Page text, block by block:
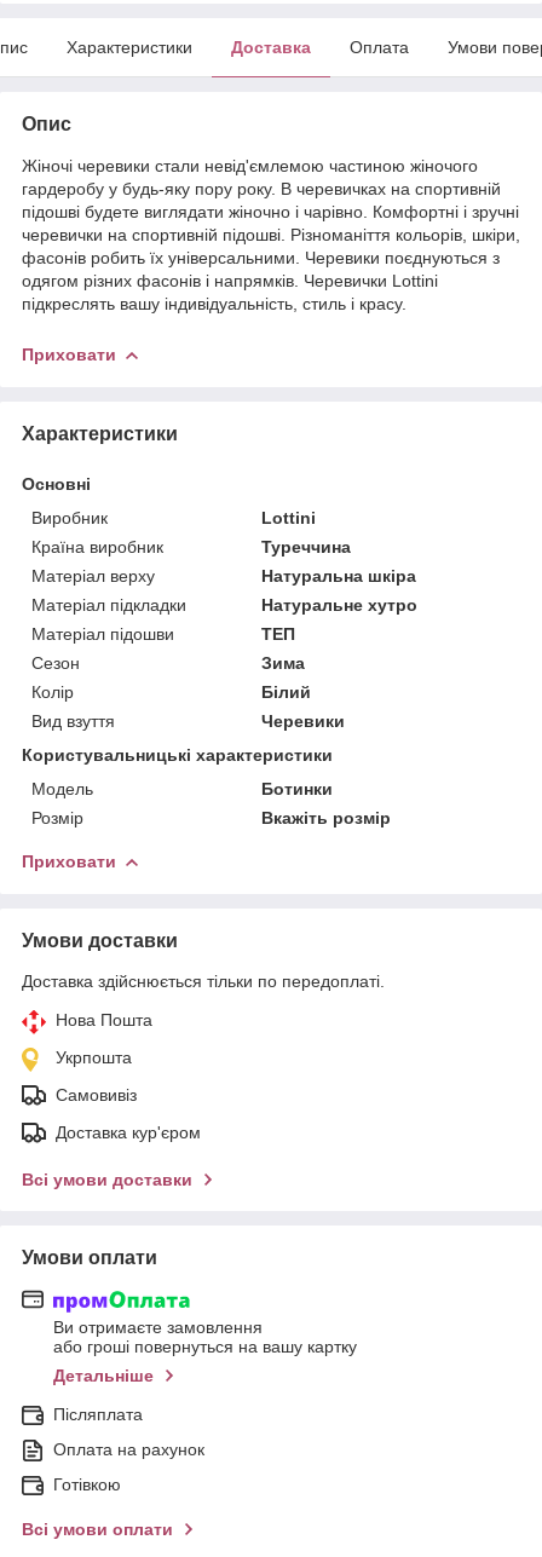
Характеристики Доставка Оплата Умови
Опис
Жіночі черевики стали невід'ємлемою частиною жіночого
гардеробу у будь-яку пору року. В черевичках на спортивній
підошві будете виглядати жіночно і чарівно. Комфортні і зручні
черевички на спортивній підошві. Різноманіття кольорів, шкіри,
фасонів робить їх універсальними. Черевики поєднуються з
одягом різних фасонів і напрямків. Черевички Lottini
підкреслять вашу індивідуальність, стиль і красу.
Приховати
Характеристики
Основні
Виробник
Lottini
Країна виробник
Туреччина
Матеріал верху
Натуральна шкіра
Матеріал підкладки
Натуральне хутро
Матеріал підошви
ТЕП
Сезон
Зима
Колір
Білий
Вид взуття
Черевики
Користувальницькі характеристики
Мoдель
Ботинки
Розмір
Вкажіть розмір
Приховати
Умови доставки
Доставка здійснюється тільки по передоплаті.
Нова Пошта
Укрпошта
Самовивіз
Доставка кур'єром
Всі умови доставки
Умови оплати
Ви отримаєте замовлення
або гроші повернуться на вашу картку
Детальніше
Післяплата
Оплата на рахунок
Готівкою
Всі умови оплати